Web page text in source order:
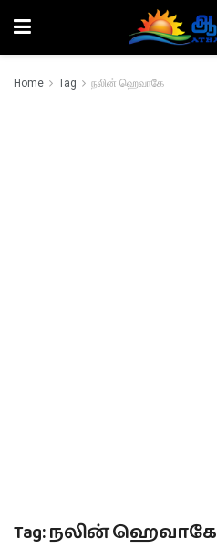
Home Tag நலின் ஹெவாகே
Tag:நலின் ஹெவாகே